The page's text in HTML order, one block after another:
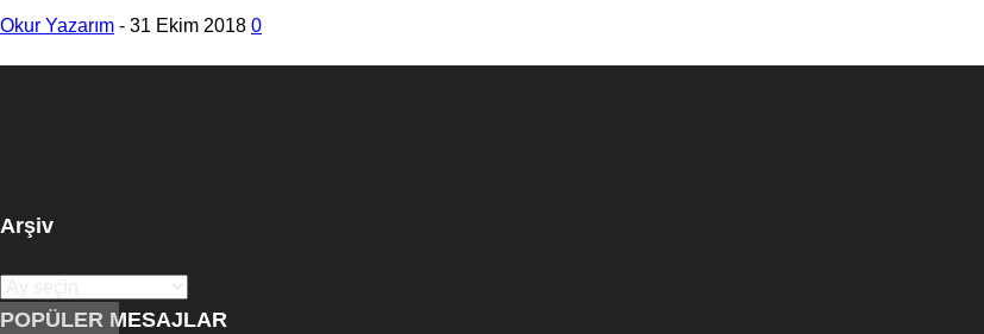
Okur Yazarım - 31 Ekim 2018 0
Arşiv
POPÜLER MESAJLAR